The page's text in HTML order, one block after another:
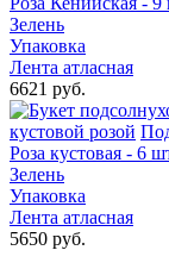
Зелень
Упаковка
Лента атласная
6621 руб.
кустовой розой
Роза кустовая - 6
Зелень
Упаковка
Лента атласная
5650 руб.